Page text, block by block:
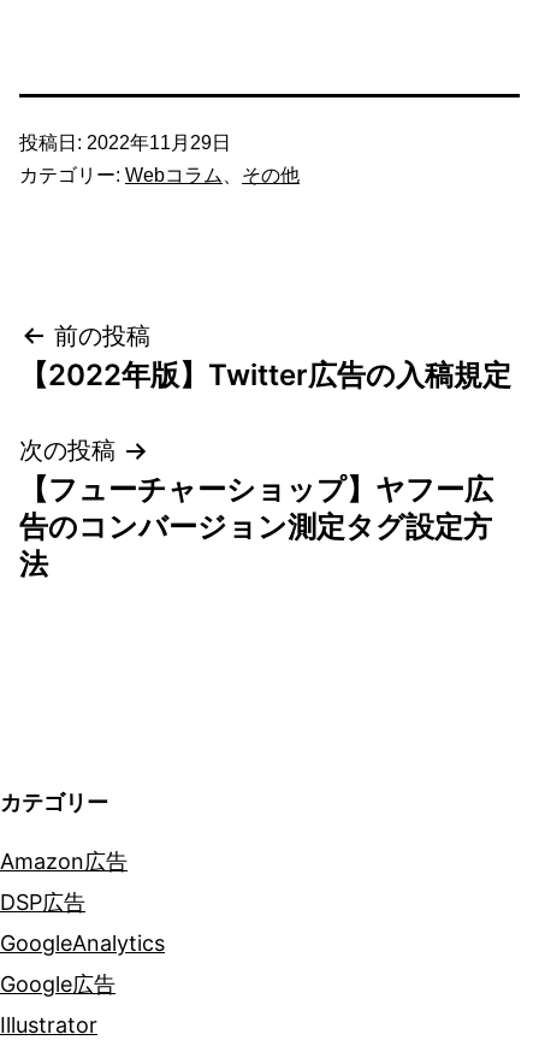
投稿日: 2022年11月29日
カテゴリー: Webコラム その他
投
稿
ナ
ビ
ゲ
ン
前の投稿
【2022年版】Twitter広告の入稿規定
次の投稿
【フューチャーショップ】ヤフー広
告のコンバージョン測定タグ設定方
法
カテゴリー
Amazon広告
DSP広告
GoogleAnalytics
Google広告
Illustrator